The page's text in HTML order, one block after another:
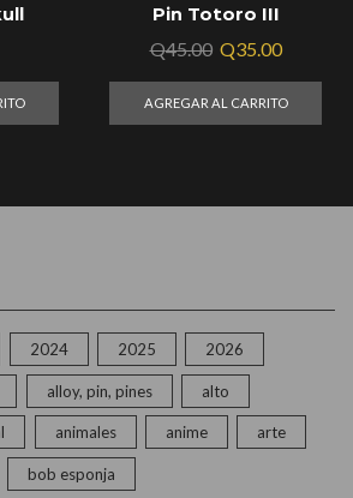
Pin Totoro III
Q45.00 Q35.00
AGREGAR AL CARRITO
2024 2025 2026
alloy, pin, pines alto
animales anime arte
bob esponja